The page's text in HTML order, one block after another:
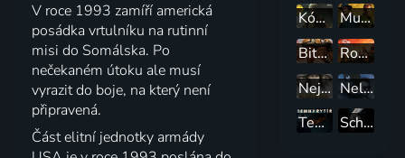
V roce 1993 zamíří americká
posádka vrtulníku na rutinní
misi do Somálska. Po
nečekaném útoku ale musí
vyrazit do boje, na který není
připravená.
Část elitní jednotky armády
Kód Navajo
Muž proti muži
Bitva o Midway
Rob Roy
Nejdelší den
Nelítostný souboj
Temný rytíř
Schindlerov zoznam